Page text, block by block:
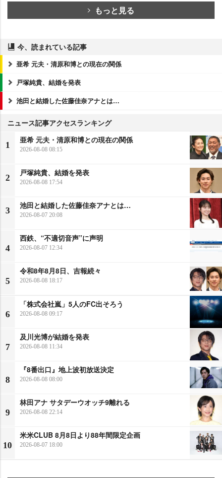
もっと見る
今、読まれている記事
亜希 元夫・清原和博との現在の関係
戸塚純貴、結婚を発表
池田と結婚した佐藤佳奈アナとは…
ニュース記事アクセスランキング
1
亜希 元夫・清原和博との現在の関係
2026-08-08 08:15
2
戸塚純貴、結婚を発表
2026-08-08 17:54
3
池田と結婚した佐藤佳奈アナとは…
2026-08-07 20:08
4
西鉄、“不適切音声”に声明
2026-08-07 12:34
5
令和8年8月8日、吉報続々
2026-08-08 18:17
6
「株式会社嵐」5人のFC出そろう
2026-08-08 09:17
7
及川光博が結婚を発表
2026-08-08 11:34
8
『8番出口』地上波初放送決定
2026-08-08 08:00
9
林田アナ サタデーウオッチ9離れる
2026-08-08 22:14
10
米米CLUB 8月8日より88年間限定企画
2026-08-07 18:00